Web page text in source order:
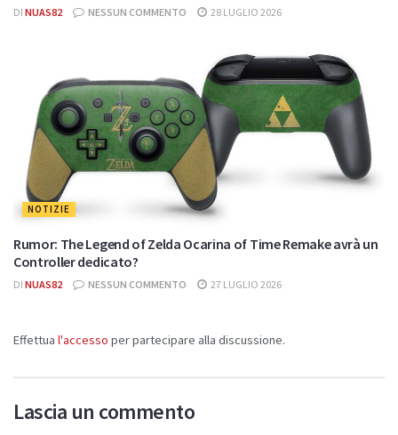
DI NUAS82 NESSUN COMMENTO 28 LUGLIO 2026
NOTIZIE
Rumor: The Legend of Zelda Ocarina of Time Remake avrà un
Controller dedicato?
DI NUAS82 NESSUN COMMENTO 27 LUGLIO 2026
Effettua l'accesso per partecipare alla discussione.
Lascia un commento